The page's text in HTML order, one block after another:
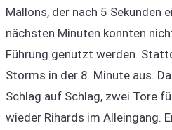
Mallons, der nach 5 Sekunden
nächsten Minuten konnten
Führung genutzt werden.
Storms in der 8. Minute aus.
Schlag auf Schlag, zwei Tore
wieder Rihards im Alleingang.